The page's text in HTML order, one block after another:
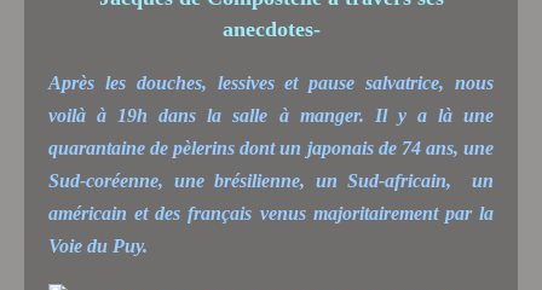
Après les douches, lessives et pause salvatrice, nous
voilà à 19h dans la salle à manger. Il y a là une
quarantaine de pèlerins dont un japonais de 74 ans, une
Sud-coréenne, une brésilienne, un Sud-africain, un
américain et des français venus majoritairement par la
Voie du Puy.